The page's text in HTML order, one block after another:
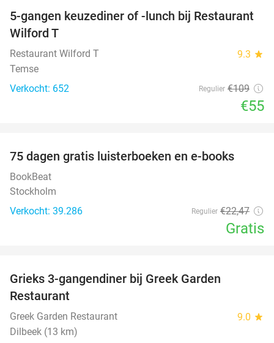
50%
5-gangen keuzediner of -lunch bij Restaurant
Wilford T
Restaurant Wilford T 9.3 star
Temse
Verkocht: 652
Regulier €109
€55
75 dagen gratis luisterboeken en e-books
BookBeat
Stockholm
Verkocht: 39.286
Regulier €22,47
Gratis
Grieks 3-gangendiner bij Greek Garden
Restaurant
Greek Garden Restaurant 9.0 star
Dilbeek (13 km)